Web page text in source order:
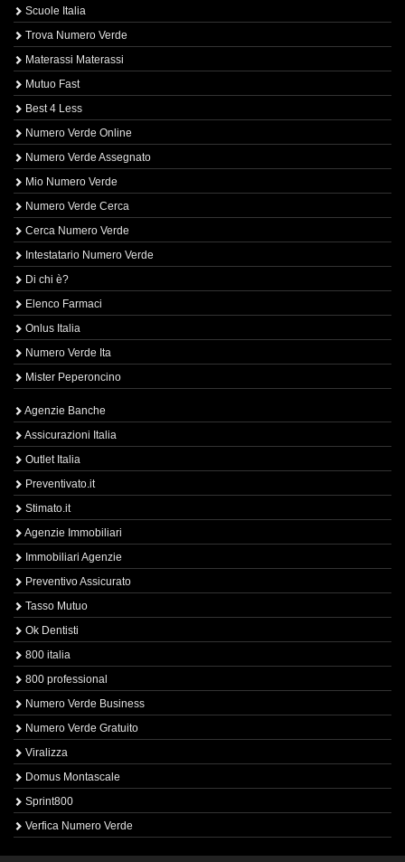
Scuole Italia
Trova Numero Verde
Materassi Materassi
Mutuo Fast
Best 4 Less
Numero Verde Online
Numero Verde Assegnato
Mio Numero Verde
Numero Verde Cerca
Cerca Numero Verde
Intestatario Numero Verde
Di chi è?
Elenco Farmaci
Onlus Italia
Numero Verde Ita
Mister Peperoncino
Agenzie Banche
Assicurazioni Italia
Outlet Italia
Preventivato.it
Stimato.it
Agenzie Immobiliari
Immobiliari Agenzie
Preventivo Assicurato
Tasso Mutuo
Ok Dentisti
800 italia
800 professional
Numero Verde Business
Numero Verde Gratuito
Viralizza
Domus Montascale
Sprint800
Verfica Numero Verde